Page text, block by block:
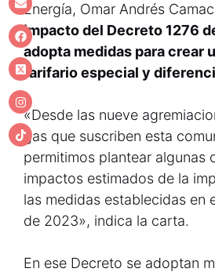
Energía, Omar Andrés
impacto del Decreto 1276
adopta medidas para crear
tarifario especial y
«Desde las nueve
gas que suscriben esta
permitimos plantear algunas
impactos estimados de la
las medidas establecidas en
de 2023», indica la carta.
En ese Decreto se adoptan